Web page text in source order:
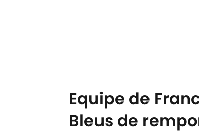
Equipe de
Bleus de